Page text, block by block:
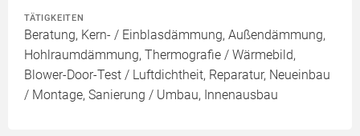
TÄTIGKEITEN
Beratung, Kern- / Einblasdämmung, Außendämmung,
Hohlraumdämmung, Thermografie / Wärmebild,
Blower-Door-Test / Luftdichtheit, Reparatur, Neueinbau
/ Montage, Sanierung / Umbau, Innenausbau